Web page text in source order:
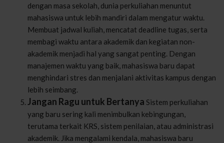
dengan masa sekolah, dunia perkuliahan menuntut
mahasiswa untuk lebih mandiri dalam mengatur waktu.
Membuat jadwal kuliah, mencatat deadline tugas, serta
membagi waktu antara akademik dan kegiatan non-
akademik menjadi hal yang sangat penting. Dengan
manajemen waktu yang baik, mahasiswa baru dapat
menghindari stres dan menjalani aktivitas kampus dengan
lebih seimbang.
Jangan Ragu untuk Bertanya Sistem perkuliahan
yang baru sering kali menimbulkan kebingungan,
terutama terkait KRS, sistem penilaian, atau administrasi
akademik. Jika mengalami kendala, mahasiswa baru